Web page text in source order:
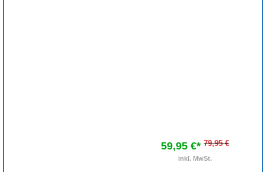
59,95 €* 79,95 €
inkl. MwSt.